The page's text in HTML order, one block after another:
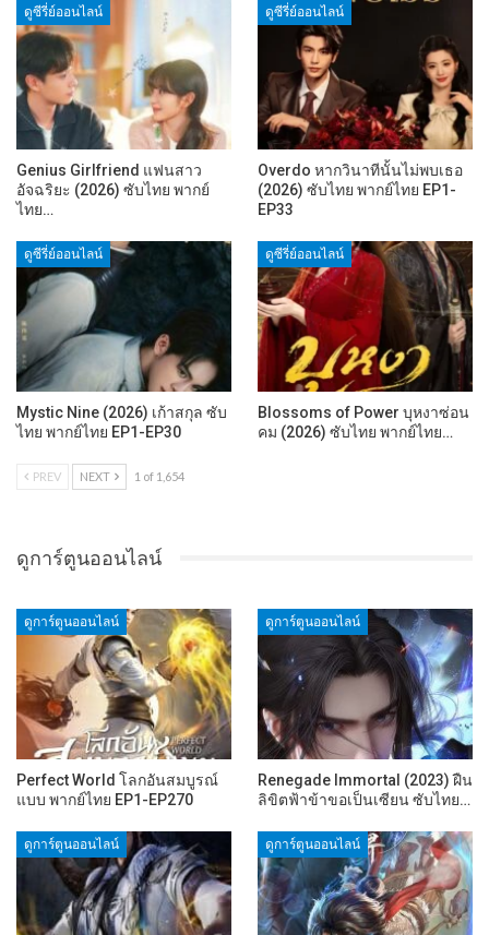
ดูซีรี่ย์ออนไลน์
Genius Girlfriend แฟนสาว
อัจฉริยะ (2026) ซับไทย พากย์
ไทย…
ดูซีรี่ย์ออนไลน์
Overdo หากวินาทีนั้นไม่พบเธอ
(2026) ซับไทย พากย์ไทย EP1-
EP33
ดูซีรี่ย์ออนไลน์
Mystic Nine (2026) เก้าสกุล ซับ
ไทย พากย์ไทย EP1-EP30
ดูซีรี่ย์ออนไลน์
Blossoms of Power บุหงาซ่อน
คม (2026) ซับไทย พากย์ไทย…
PREV NEXT 1 of 1,654
ดูการ์ตูนออนไลน์
ดูการ์ตูนออนไลน์
Perfect World โลกอันสมบูรณ์
แบบ พากย์ไทย EP1-EP270
ดูการ์ตูนออนไลน์
Renegade Immortal (2023) ฝืน
ลิขิตฟ้าข้าขอเป็นเซียน ซับไทย…
ดูการ์ตูนออนไลน์ ดูการ์ตูนออนไลน์